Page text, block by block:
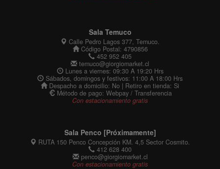
Sala Temuco
Calle Pedro Lagos 377, Temuco.
Código Postal: 4790856
452 952 405
temuco@giorgiomarket.cl
Lunes a viernes: 09:30 A 19:20 Hrs
Sábados, domingos y festivos: 11:00 A 18:00 Hrs
Despacho a domicilio: No | Retiro en tienda: Si
Método de pago: Webpay / Transferencia
Con estacionamiento gratis
Sala Penco [Próximamente]
RUTA 150 Penco Concepción KM. 4,5 Sector Cosmito.
412 628 400
penco@giorgiomarket.cl
Con estacionamiento gratis